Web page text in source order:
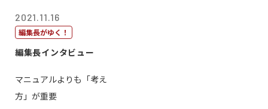
2021.11.16
編集長がゆく！
編集長インタビュー
マニュアルよりも「考え
方」が重要